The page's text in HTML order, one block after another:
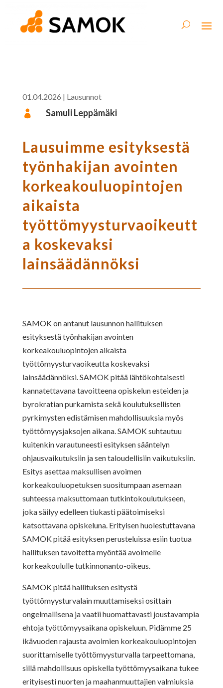
01.04.2026 | Lausunnot
 Samuli Leppämäki
Lausuimme esityksestä
työnhakijan avointen
korkeakouluopintojen
aikaista
työttömyysturvaoikeutt
a koskevaksi
lainsäädännöksi
SAMOK on antanut lausunnon hallituksen
esityksestä työnhakijan avointen
korkeakouluopintojen aikaista
työttömyysturvaoikeutta koskevaksi
lainsäädännöksi. SAMOK pitää lähtökohtaisesti
kannatettavana tavoitteena opiskelun esteiden ja
byrokratian purkamista sekä koulutuksellisten
pyrkimysten edistämisen mahdollisuuksia myös
työttömyysjaksojen aikana. SAMOK suhtautuu
kuitenkin varautuneesti esityksen sääntelyn
ohjausvaikutuksiin ja sen taloudellisiin vaikutuksiin.
Esitys asettaa maksullisen avoimen
korkeakouluopetuksen suositumpaan asemaan
suhteessa maksuttomaan tutkintokoulutukseen,
joka säilyy edelleen tiukasti päätoimiseksi
katsottavana opiskeluna. Erityisen huolestuttavana
SAMOK pitää esityksen perusteluissa esiin tuotua
hallituksen tavoitetta myöntää avoimelle
korkeakoululle tutkinnonanto-oikeus.
SAMOK pitää hallituksen esitystä
työttömyysturvalain muuttamiseksi osittain
ongelmallisena ja vaatii huomattavasti joustavampia
ehtoja työttömyysaikana opiskeluun. Pidämme 25
ikävuoden rajausta avoimien korkeakouluopintojen
suorittamiselle työttömyysturvalla tarpeettomana,
sillä mahdollisuus opiskella työttömyysaikana tukee
erityisesti nuorten ja maahanmuuttajien valmiuksia